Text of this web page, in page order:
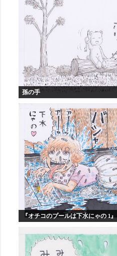
孫の手
『オチコのプールは下水にゃの 1』